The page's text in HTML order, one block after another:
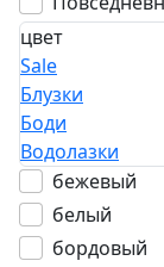
цвет
Sale
Блузки
Боди
Водолазки
бежевый
белый
бордовый